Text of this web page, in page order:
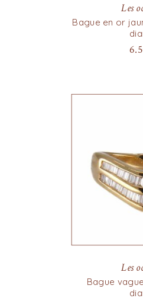
Les
Bague en or
Les
Bague